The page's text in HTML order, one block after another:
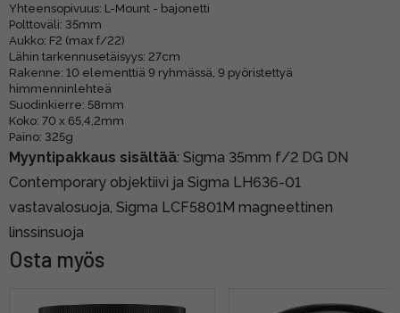
Yhteensopivuus: L-Mount - bajonetti
Polttoväli: 35mm
Aukko: F2 (max f/22)
Lähin tarkennusetäisyys: 27cm
Rakenne: 10 elementtiä 9 ryhmässä, 9 pyöristettyä
himmenninlehteä
Suodinkierre: 58mm
Koko: 70 x 65,4,2mm
Paino: 325g
Myyntipakkaus sisältää: Sigma 35mm f/2 DG DN
Contemporary objektiivi ja Sigma LH636-01
vastavalosuoja, Sigma LCF5801M magneettinen
linssinsuoja
Osta myös